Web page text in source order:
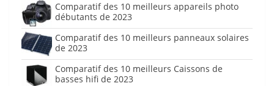
Comparatif des 10 meilleurs appareils photo
débutants de 2023
Comparatif des 10 meilleurs panneaux solaires
de 2023
Comparatif des 10 meilleurs Caissons de
basses hifi de 2023